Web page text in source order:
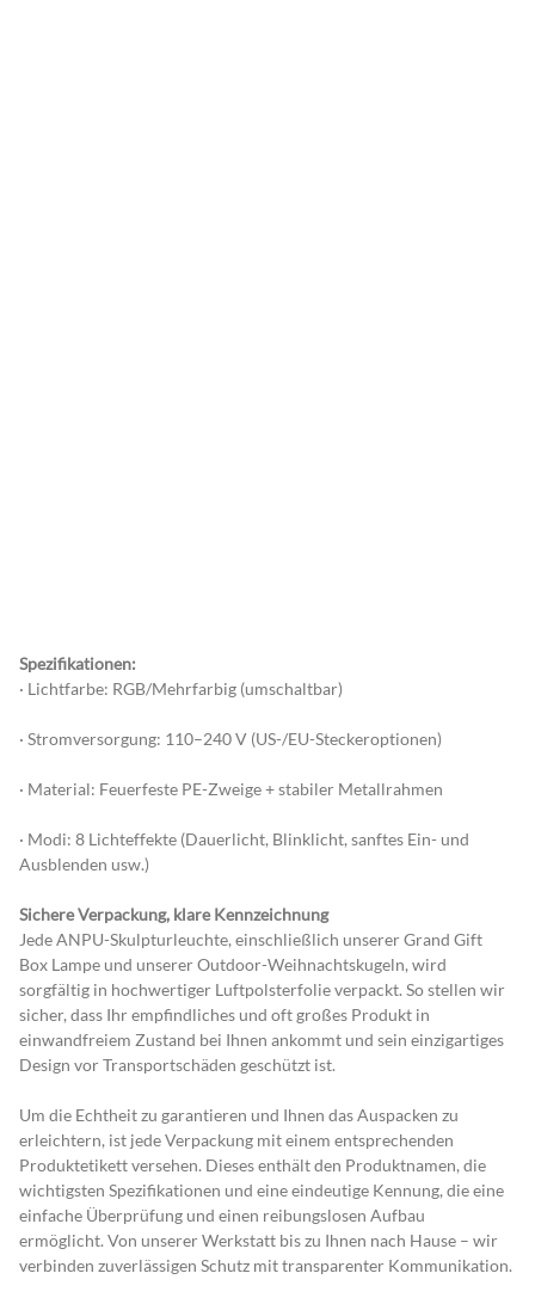
Spezifikationen:
· Lichtfarbe: RGB/Mehrfarbig (umschaltbar)
· Stromversorgung: 110–240 V (US-/EU-Steckeroptionen)
· Material: Feuerfeste PE-Zweige + stabiler Metallrahmen
· Modi: 8 Lichteffekte (Dauerlicht, Blinklicht, sanftes Ein- und
Ausblenden usw.)
Sichere Verpackung, klare Kennzeichnung
Jede ANPU-Skulpturleuchte, einschließlich unserer Grand Gift
Box Lampe und unserer Outdoor-Weihnachtskugeln, wird
sorgfältig in hochwertiger Luftpolsterfolie verpackt. So stellen wir
sicher, dass Ihr empfindliches und oft großes Produkt in
einwandfreiem Zustand bei Ihnen ankommt und sein einzigartiges
Design vor Transportschäden geschützt ist.
Um die Echtheit zu garantieren und Ihnen das Auspacken zu
erleichtern, ist jede Verpackung mit einem entsprechenden
Produktetikett versehen. Dieses enthält den Produktnamen, die
wichtigsten Spezifikationen und eine eindeutige Kennung, die eine
einfache Überprüfung und einen reibungslosen Aufbau
ermöglicht. Von unserer Werkstatt bis zu Ihnen nach Hause – wir
verbinden zuverlässigen Schutz mit transparenter Kommunikation.